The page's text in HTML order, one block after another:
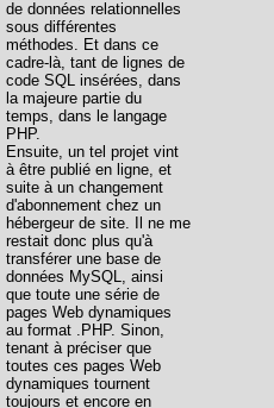
de données relationnelles
sous différentes
méthodes. Et dans ce
cadre-là, tant de lignes de
code SQL insérées, dans
la majeure partie du
temps, dans le langage
PHP.
Ensuite, un tel projet vint
à être publié en ligne, et
suite à un changement
d'abonnement chez un
hébergeur de site. Il ne me
restait donc plus qu'à
transférer une base de
données MySQL, ainsi
que toute une série de
pages Web dynamiques
au format .PHP. Sinon,
tenant à préciser que
toutes ces pages Web
dynamiques tournent
toujours et encore en